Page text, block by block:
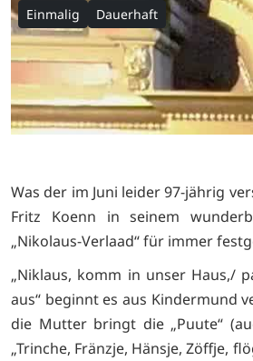
Einmalig Dauerhaft
Was der im Juni leider 97-jährig
Fritz Koenn in seinem
„Nikolaus-Verlaad“ für immer
„Niklaus, komm in unser Haus,/
aus“ beginnt es aus Kindermund
die Mutter bringt die „Puute“
„Trinche, Fränzje, Hänsje, Zöffje,